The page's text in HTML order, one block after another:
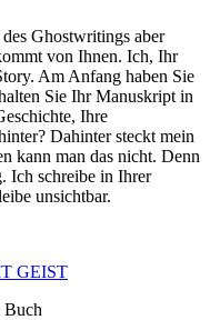
Ghostwritings aber
von Ihnen. Ich, Ihr
Am Anfang haben Sie
Sie Ihr Manuskript in
Ihre
Dahinter steckt mein
kann man das nicht. Denn
Ich schreibe in Ihrer
unsichtbar.
GEIST
Buch